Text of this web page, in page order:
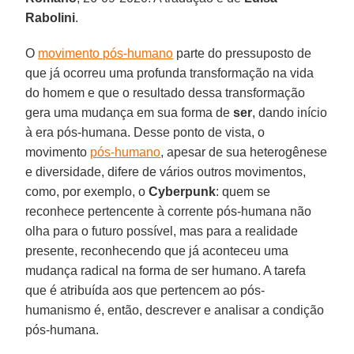
Rabolini.
O movimento pós-humano parte do pressuposto de
que já ocorreu uma profunda transformação na vida
do homem e que o resultado dessa transformação
gera uma mudança em sua forma deser, dando início
à era pós-humana. Desse ponto de vista, o
movimento pós-humano, apesar de sua heterogênese
e diversidade, difere de vários outros movimentos,
como, por exemplo, oCyberpunk: quem se
reconhece pertencente à corrente pós-humana não
olha para o futuro possível, mas para a realidade
presente, reconhecendo que já aconteceu uma
mudança radical na forma de ser humano. A tarefa
que é atribuída aos que pertencem ao pós-
humanismo é, então, descrever e analisar a condição
pós-humana.